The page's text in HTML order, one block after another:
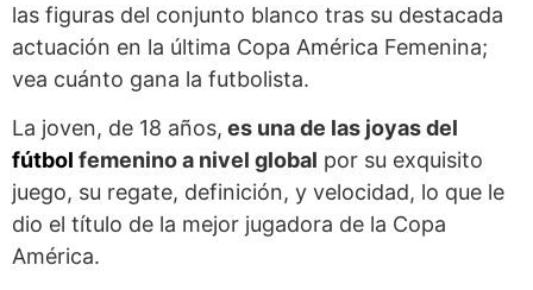
las figuras del conjunto blanco tras su destacada
actuación en la última Copa América Femenina;
vea cuánto gana la futbolista.
La joven, de 18 años, es una de las joyas del
fútbol femenino a nivel global por su exquisito
juego, su regate, definición, y velocidad, lo que le
dio el título de la mejor jugadora de la Copa
América.